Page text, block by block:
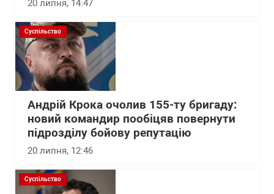
20 липня, 14:47
Суспільство
Андрій Крока очолив 155-ту бригаду:
новий командир пообіцяв повернути
підрозділу бойову репутацію
20 липня, 12:46
Суспільство